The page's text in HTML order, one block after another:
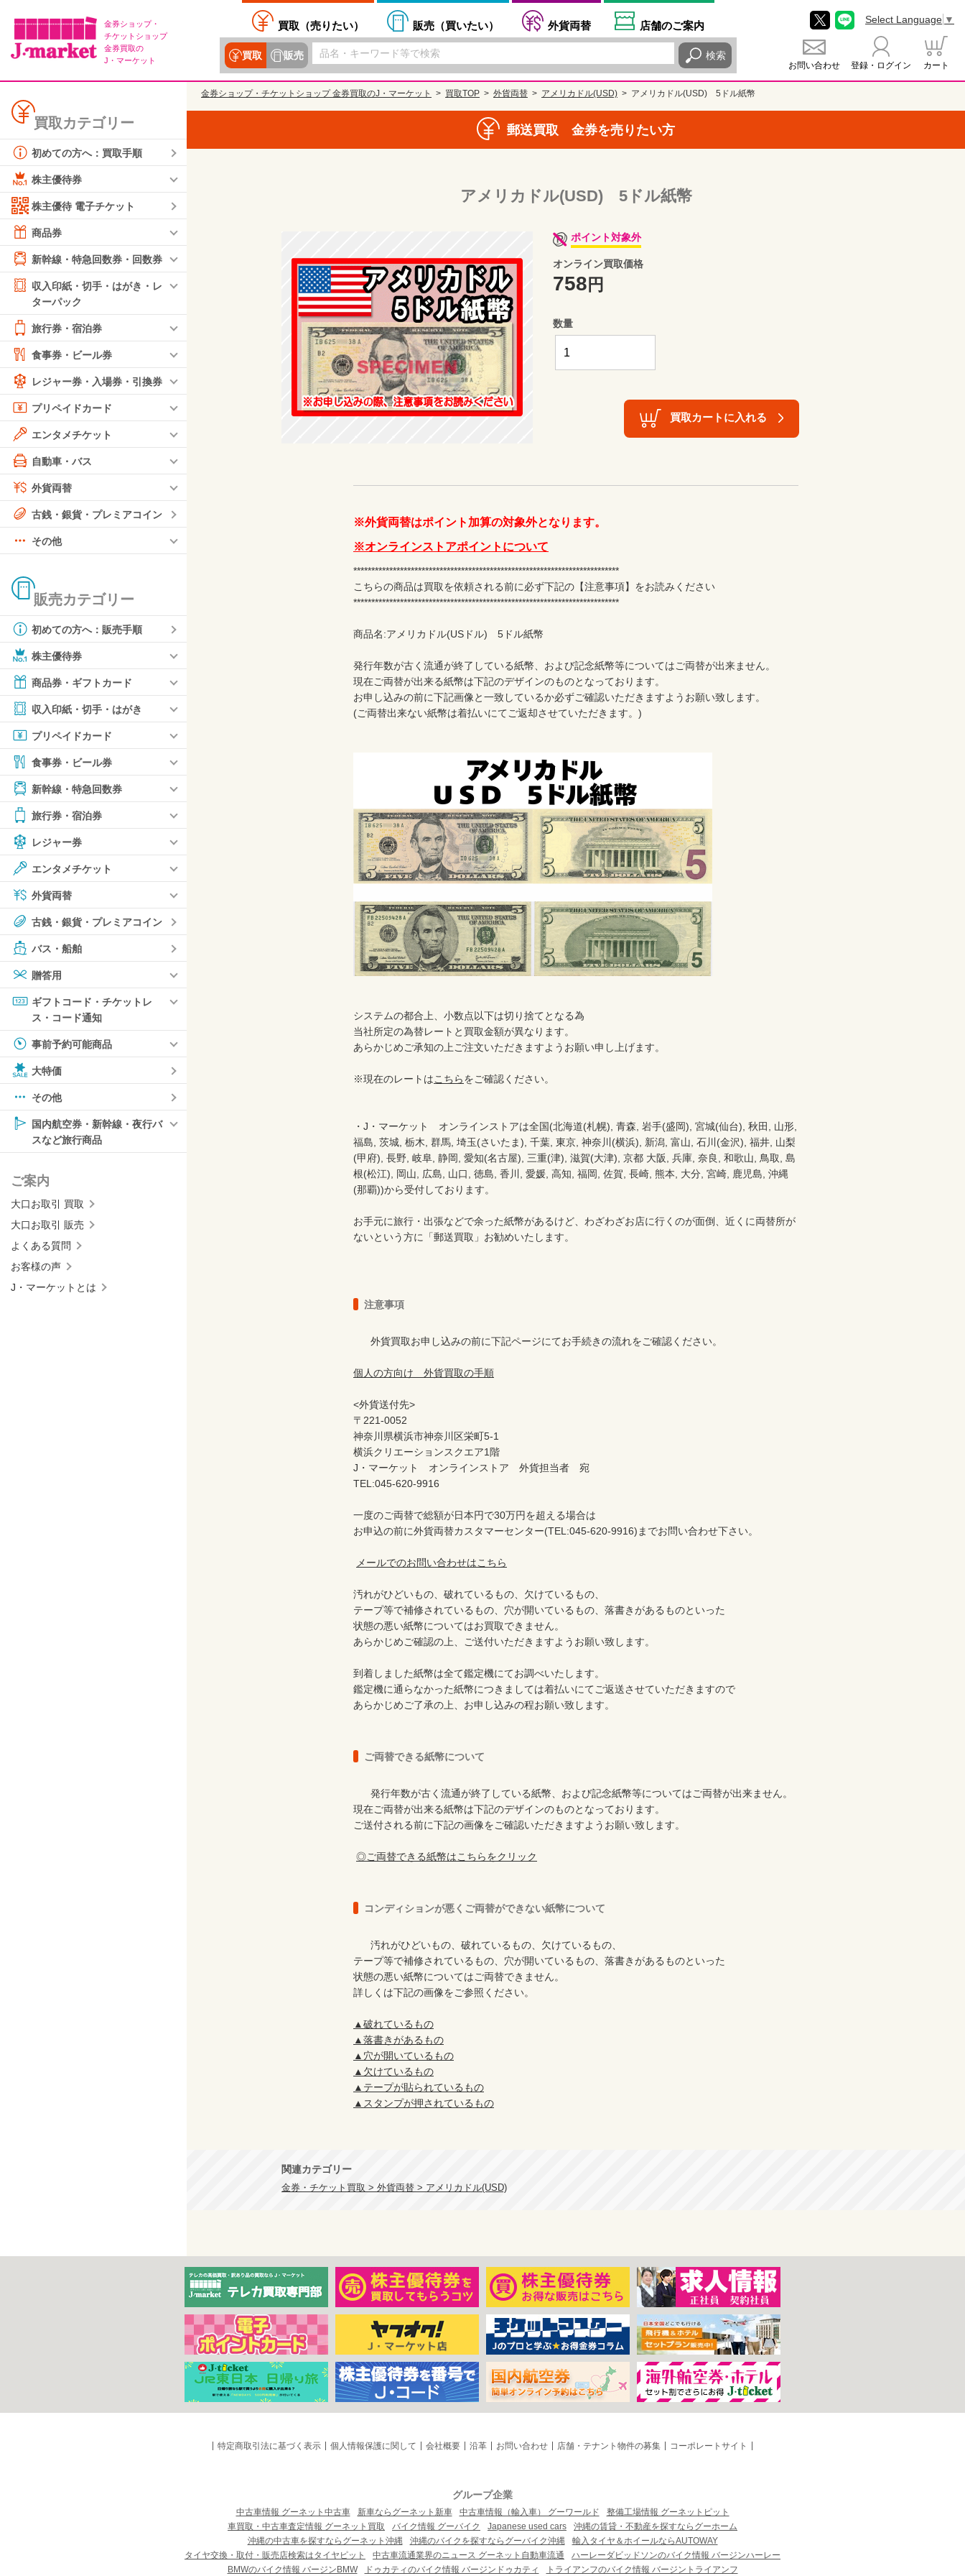
金券ショップ・
チケットショップ
金券買取の
J・マーケット
買取（売りたい） 販売（買いたい） 外貨両替 店舗のご案内
買取 販売 検索
お問い合わせ 登録・ログイン カート
Select Language ▼
買取カテゴリー
初めての方へ：買取手順
株主優待券
株主優待 電子チケット
商品券
新幹線・特急回数券・回数券
収入印紙・切手・はがき・レ
ターパック
旅行券・宿泊券
食事券・ビール券
レジャー券・入場券・引換券
プリペイドカード
エンタメチケット
自動車・バス
外貨両替
古銭・銀貨・プレミアコイン
その他
販売カテゴリー
初めての方へ：販売手順
株主優待券
商品券・ギフトカード
収入印紙・切手・はがき
プリペイドカード
食事券・ビール券
新幹線・特急回数券
旅行券・宿泊券
レジャー券
エンタメチケット
外貨両替
古銭・銀貨・プレミアコイン
バス・船舶
贈答用
ギフトコード・チケットレ
ス・コード通知
事前予約可能商品
大特価
その他
国内航空券・新幹線・夜行バ
スなど旅行商品
ご案内
大口お取引 買取
大口お取引 販売
よくある質問
お客様の声
J・マーケットとは
金券ショップ・チケットショップ 金券買取のJ・マーケット 買取TOP 外貨両替 アメリカドル(USD) アメリカドル(USD) 5ドル紙幣
郵送買取 金券を売りたい方
アメリカドル(USD) 5ドル紙幣
ポイント対象外
オンライン買取価格
758 円
数量
買取カートに入れる
※外貨両替はポイント加算の対象外となります。
※オンラインストアポイントについて
**************************************************************************
こちらの商品は買取を依頼される前に必ず下記の【注意事項】をお読みください
**************************************************************************
商品名:アメリカドル(USドル)　5ドル紙幣
発行年数が古く流通が終了している紙幣、および記念紙幣等についてはご両替が出来ません。
現在ご両替が出来る紙幣は下記のデザインのものとなっております。
お申し込みの前に下記画像と一致しているか必ずご確認いただきますようお願い致します。
(ご両替出来ない紙幣は着払いにてご返却させていただきます。)
システムの都合上、小数点以下は切り捨てとなる為
当社所定の為替レートと買取金額が異なります。
あらかじめご承知の上ご注文いただきますようお願い申し上げます。
※現在のレートはこちらをご確認ください。
・J・マーケット　オンラインストアは全国(北海道(札幌), 青森, 岩手(盛岡), 宮城(仙台), 秋田, 山形,
福島, 茨城, 栃木, 群馬, 埼玉(さいたま), 千葉, 東京, 神奈川(横浜), 新潟, 富山, 石川(金沢), 福井, 山梨
(甲府), 長野, 岐阜, 静岡, 愛知(名古屋), 三重(津), 滋賀(大津), 京都 大阪, 兵庫, 奈良, 和歌山, 鳥取, 島
根(松江), 岡山, 広島, 山口, 徳島, 香川, 愛媛, 高知, 福岡, 佐賀, 長崎, 熊本, 大分, 宮崎, 鹿児島, 沖縄
(那覇))から受付しております。
お手元に旅行・出張などで余った紙幣があるけど、わざわざお店に行くのが面倒、近くに両替所が
ないという方に「郵送買取」お勧めいたします。
注意事項
個人の方向け　外貨買取の手順
<外貨送付先>
〒221-0052
神奈川県横浜市神奈川区栄町5-1
横浜クリエーションスクエア1階
J・マーケット　オンラインストア　外貨担当者　宛
TEL:045-620-9916
一度のご両替で総額が日本円で30万円を超える場合は
お申込の前に外貨両替カスタマーセンター(TEL:045-620-9916)までお問い合わせ下さい。
メールでのお問い合わせはこちら
汚れがひどいもの、破れているもの、欠けているもの、
テープ等で補修されているもの、穴が開いているもの、落書きがあるものといった
状態の悪い紙幣についてはお買取できません。
あらかじめご確認の上、ご送付いただきますようお願い致します。
到着しました紙幣は全て鑑定機にてお調べいたします。
鑑定機に通らなかった紙幣につきましては着払いにてご返送させていただきますので
あらかじめご了承の上、お申し込みの程お願い致します。
ご両替できる紙幣について
現在ご両替が出来る紙幣は下記のデザインのものとなっております。
ご送付される前に下記の画像をご確認いただきますようお願い致します。
◎ご両替できる紙幣はこちらをクリック
コンディションが悪くご両替ができない紙幣について
テープ等で補修されているもの、穴が開いているもの、落書きがあるものといった
状態の悪い紙幣についてはご両替できません。
詳しくは下記の画像をご参照ください。
▲破れているもの
▲落書きがあるもの
▲穴が開いているもの
▲欠けているもの
▲テープが貼られているもの
▲スタンプが押されているもの
関連カテゴリー
金券・チケット買取 > 外貨両替 > アメリカドル(USD)
特定商取引法に基づく表示 個人情報保護に関して 会社概要 沿革 お問い合わせ 店舗・テナント物件の募集 コーポレートサイト
グループ企業
中古車情報 グーネット中古車 新車ならグーネット新車 中古車情報（輸入車） グーワールド
整備工場情報 グーネットピット
車買取・中古車査定情報 グーネット買取
バイク情報 グーバイク Japanese used cars
沖縄の賃貸・不動産を探すならグーホーム
沖縄の中古車を探すならグーネット沖縄
沖縄のバイクを探すならグーバイク沖縄
輸入タイヤ＆ホイールならAUTOWAY
タイヤ交換・取付・販売店検索はタイヤピット
中古車流通業界のニュース グーネット自動車流通
ハーレーダビッドソンのバイク情報 バージンハーレー
BMWのバイク情報 バージンBMW
ドゥカティのバイク情報 バージンドゥカティ トライアンフのバイク情報 バージントライアンフ